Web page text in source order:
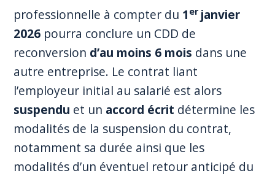
professionnelle à compter du 1 er janvier
2026 pourra conclure un CDD de
reconversion d’au moins 6 mois dans une
autre entreprise. Le contrat liant
l’employeur initial au salarié est alors
suspendu et un accord écrit détermine les
modalités de la suspension du contrat,
notamment sa durée ainsi que les
modalités d’un éventuel retour anticipé du